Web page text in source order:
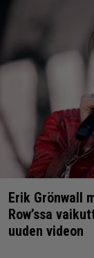
Erik Grönwall
Row’ssa
uuden videon